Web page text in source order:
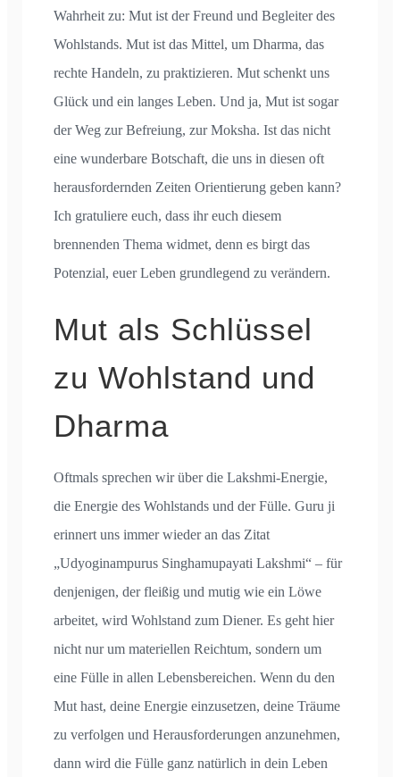
Wahrheit zu: Mut ist der Freund und Begleiter des
Wohlstands. Mut ist das Mittel, um Dharma, das
rechte Handeln, zu praktizieren. Mut schenkt uns
Glück und ein langes Leben. Und ja, Mut ist sogar
der Weg zur Befreiung, zur Moksha. Ist das nicht
eine wunderbare Botschaft, die uns in diesen oft
herausfordernden Zeiten Orientierung geben kann?
Ich gratuliere euch, dass ihr euch diesem
brennenden Thema widmet, denn es birgt das
Potenzial, euer Leben grundlegend zu verändern.
Mut als Schlüssel
zu Wohlstand und
Dharma
Oftmals sprechen wir über die Lakshmi-Energie,
die Energie des Wohlstands und der Fülle. Guru ji
erinnert uns immer wieder an das Zitat
„Udyoginampurus Singhamupayati Lakshmi“ – für
denjenigen, der fleißig und mutig wie ein Löwe
arbeitet, wird Wohlstand zum Diener. Es geht hier
nicht nur um materiellen Reichtum, sondern um
eine Fülle in allen Lebensbereichen. Wenn du den
Mut hast, deine Energie einzusetzen, deine Träume
zu verfolgen und Herausforderungen anzunehmen,
dann wird die Fülle ganz natürlich in dein Leben